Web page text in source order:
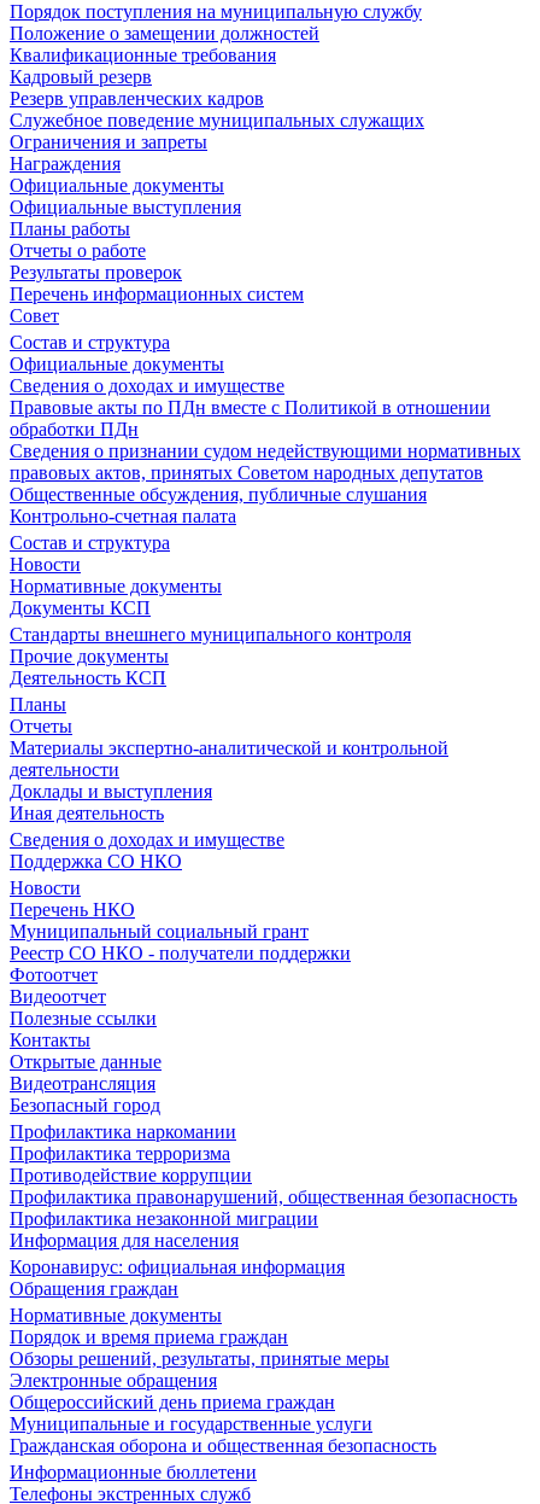
Порядок поступления на муниципальную службу
Положение о замещении должностей
Квалификационные требования
Кадровый резерв
Резерв управленческих кадров
Служебное поведение муниципальных служащих
Ограничения и запреты
Награждения
Официальные документы
Официальные выступления
Планы работы
Отчеты о работе
Результаты проверок
Перечень информационных систем
Совет
Состав и структура
Официальные документы
Сведения о доходах и имуществе
Правовые акты по ПДн вместе с Политикой в отношении
обработки ПДн
Сведения о признании судом недействующими нормативных
правовых актов, принятых Советом народных депутатов
Общественные обсуждения, публичные слушания
Контрольно-счетная палата
Состав и структура
Новости
Нормативные документы
Документы КСП
Стандарты внешнего муниципального контроля
Прочие документы
Деятельность КСП
Планы
Отчеты
Материалы экспертно-аналитической и контрольной
деятельности
Доклады и выступления
Иная деятельность
Сведения о доходах и имуществе
Поддержка СО НКО
Новости
Перечень НКО
Муниципальный социальный грант
Реестр СО НКО - получатели поддержки
Фотоотчет
Видеоотчет
Полезные ссылки
Контакты
Открытые данные
Видеотрансляция
Безопасный город
Профилактика наркомании
Профилактика терроризма
Противодействие коррупции
Профилактика правонарушений, общественная безопасность
Профилактика незаконной миграции
Информация для населения
Коронавирус: официальная информация
Обращения граждан
Нормативные документы
Порядок и время приема граждан
Обзоры решений, результаты, принятые меры
Электронные обращения
Общероссийский день приема граждан
Муниципальные и государственные услуги
Гражданская оборона и общественная безопасность
Информационные бюллетени
Телефоны экстренных служб